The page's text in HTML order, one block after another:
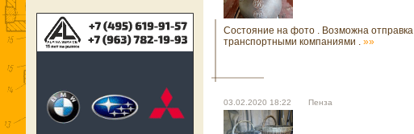
Состояние на фото . Возможна отправка
транспортными компаниями . »»
03.02.2020 18:22 Пенза